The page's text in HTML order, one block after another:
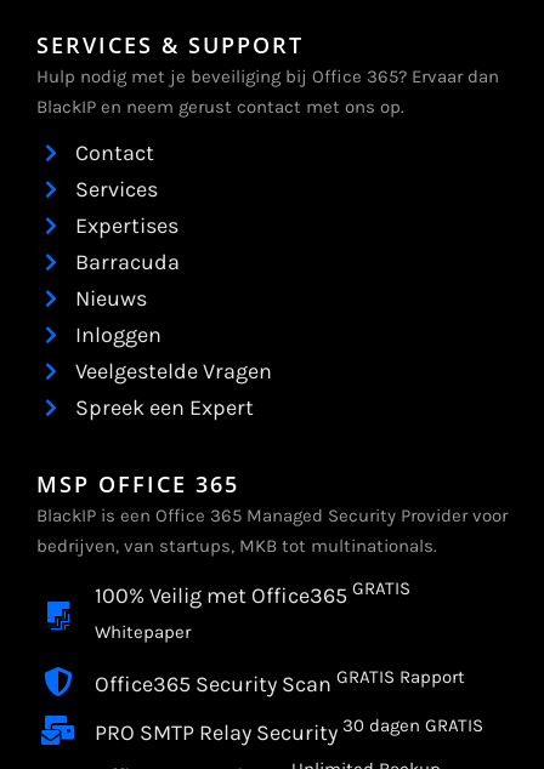
SERVICES & SUPPORT
Hulp nodig met je beveiliging bij Office 365? Ervaar dan
BlackIP en neem gerust contact met ons op.
Contact
Services
Expertises
Barracuda
Nieuws
Inloggen
Veelgestelde Vragen
Spreek een Expert
MSP OFFICE 365
BlackIP is een Office 365 Managed Security Provider voor
bedrijven, van startups, MKB tot multinationals.
100% Veilig met Office365 GRATIS
Whitepaper
Office365 Security Scan GRATIS Rapport
PRO SMTP Relay Security 30 dagen GRATIS